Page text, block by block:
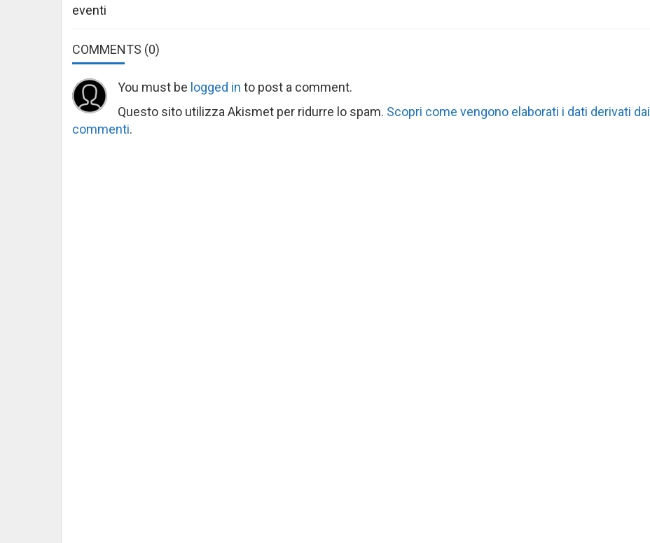
eventi
COMMENTS (0)
You must be logged in to post a comment.
Questo sito utilizza Akismet per ridurre lo spam. Scopri come vengono elaborati i dati derivati dai
commenti.